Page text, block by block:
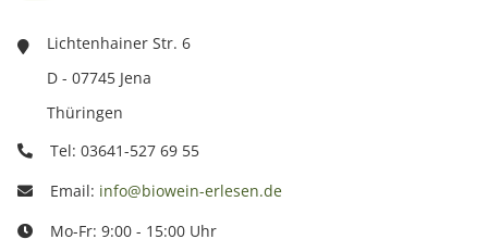
Lichtenhainer Str. 6
D - 07745 Jena
Thüringen
Tel: 03641-527 69 55
Email: info@biowein-erlesen.de
Mo-Fr: 9:00 - 15:00 Uhr